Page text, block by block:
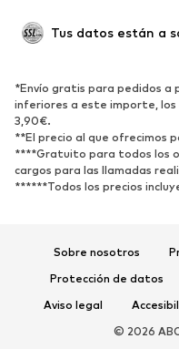
Reciclado
ZAPATOS
Nuevo
Zapatillas de deporte
Zapatos de tacón y
Exclusivo
Tus datos están a
*Envío gratis para pedidos a
inferiores a este importe, los
3,90€.
**El precio al que ofrecimos
****Gratuito para todos los
cargos para las llamadas
******Todos los precios
Sobre nosotros
Protección de datos
Aviso legal
© 2026